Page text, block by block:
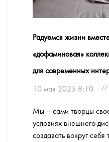
Радуемся жизни
«дофаминовая»
для современных
10 мая 2025 8:10
//
Мы – сами творцы
условиях внешнего
создавать вокруг себя